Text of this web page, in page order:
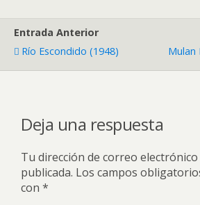
Entrada Anterior
Río Escondido (1948)
Mulan
Deja una respuesta
Tu dirección de correo
publicada. Los campos
con *